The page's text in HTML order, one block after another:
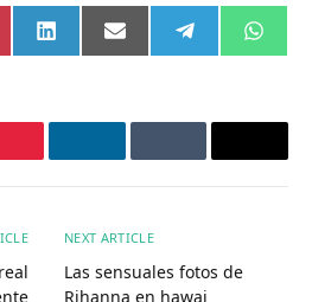
Compartir
en
LinkedInCompartir
en
Email Compartir
en
Telegram
en
PinterestLinkedInTumblr Email
NEXT ARTICLE
Las sensuales fotos de
Rihanna en hawai